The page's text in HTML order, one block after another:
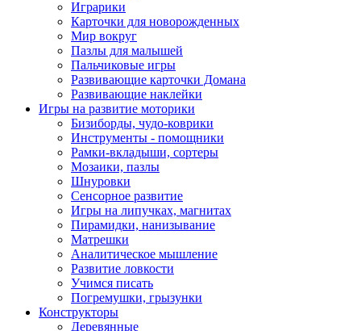
Играрики
Карточки для новорожденных
Мир вокруг
Пазлы для малышей
Пальчиковые игры
Развивающие карточки Домана
Развивающие наклейки
Игры на развитие моторики
Бизиборды, чудо-коврики
Инструменты - помощники
Рамки-вкладыши, сортеры
Мозаики, пазлы
Шнуровки
Сенсорное развитие
Игры на липучках, магнитах
Пирамидки, нанизывание
Матрешки
Аналитическое мышление
Развитие ловкости
Учимся писать
Погремушки, грызунки
Конструкторы
Деревянные